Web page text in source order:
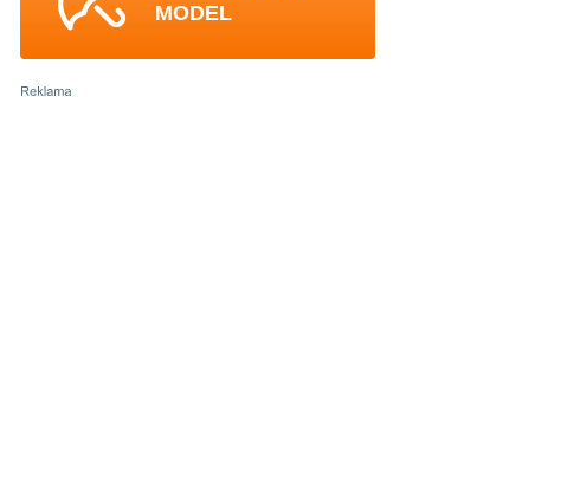
MODEL